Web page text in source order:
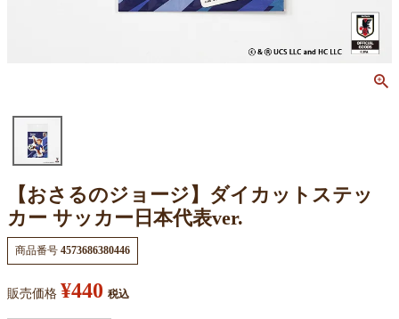
【おさるのジョージ】ダイカットステッ
カー サッカー日本代表ver.
商品番号 4573686380446
販売価格 ¥440 税込